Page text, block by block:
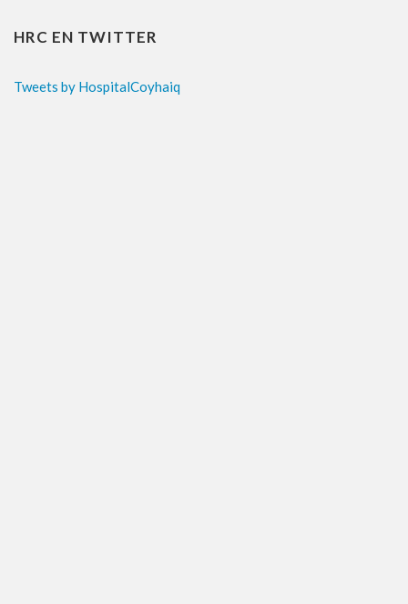
HRC EN TWITTER
Tweets by HospitalCoyhaiq